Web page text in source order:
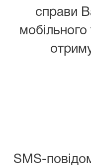
справи
SMS-